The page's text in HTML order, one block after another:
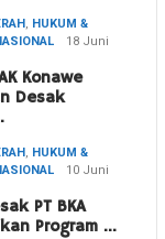
, HUKUM &
18 Juni
Konawe
Desak
, HUKUM &
10 Juni
PT BKA
Program …